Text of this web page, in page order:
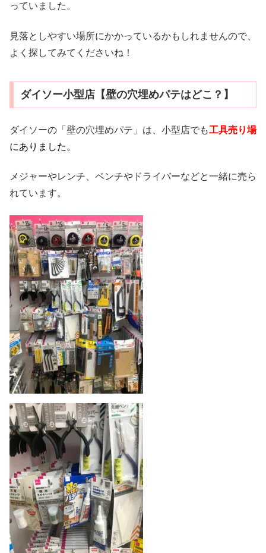
っていました。
見落としやすい場所にかかっているかもしれませんので、
よく探してみてくださいね ！
ダイソー小型店【壁の穴埋めパテはどこ？】
ダイソーの「壁の穴埋めパテ」は、小型店でも工具売り場
にありました。
メジャーやレンチ、ペンチやドライバーなどと一緒に売ら
れています。